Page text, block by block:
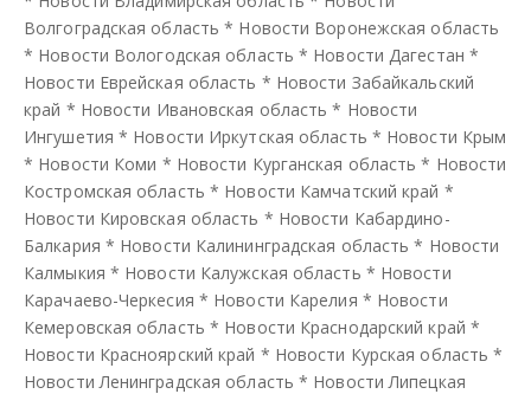
Волгоградская область * Новости Воронежская область
* Новости Вологодская область * Новости Дагестан *
Новости Еврейская область * Новости Забайкальский
край * Новости Ивановская область * Новости
Ингушетия * Новости Иркутская область * Новости Крым
* Новости Коми * Новости Курганская область * Новости
Костромская область * Новости Камчатский край *
Новости Кировская область * Новости Кабардино-
Балкария * Новости Калининградская область * Новости
Калмыкия * Новости Калужская область * Новости
Карачаево-Черкесия * Новости Карелия * Новости
Кемеровская область * Новости Краснодарский край *
Новости Красноярский край * Новости Курская область *
Новости Ленинградская область * Новости Липецкая